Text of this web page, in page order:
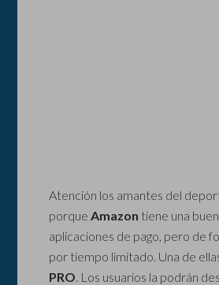
Atención los amantes del
porqueAmazon tiene una
aplicaciones de pago, pero de
por tiempo limitado. Una de
PRO. Los usuarios la podrán